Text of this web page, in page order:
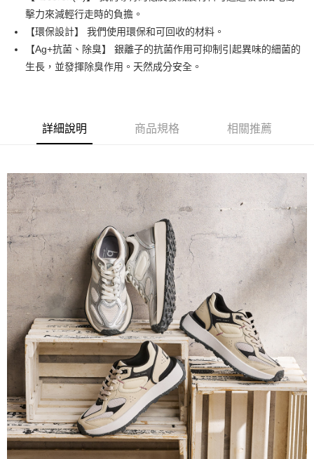
台灣樂天信用卡公司
玉山商業銀行
星展（台灣）商業銀行
台新國際商業銀行
台灣樂天信用卡公司
全盈+PAY
AFTEE先享後付
相關說明
２．便利：只要手機號碼，簡訊認證，即可結帳。
３．安心：先確認商品／服務後，再付款。
１．於結帳方式選擇「AFTEE先享後付」後，將跳轉至「AFTEE先享後付」
結帳頁面，進行簡訊認證並確認金額後，即可完成結帳。
２．訂單成立數日內，您將收到繳費通知簡訊。
３．收到繳費通知簡訊後14天內，點擊此簡訊中的連結，可透過四大超商／
ATM／網路銀行／等多元方式進行付款，方視為交易完成。
※ 請注意：結帳手續完成當下不需立刻繳費，但若您需要取消訂單，請聯絡
購買商品的店家。未經商家同意取消之訂單仍視為有效，需透過AFTEE先享
後付繳納相關費用。
※ 交易是否成功請以「AFTEE先享後付 」之結帳頁面顯示為準，若有關於
是否繳費成功／繳費後需取消欲退款等相關疑問，請聯繫「AFTEE先享後付
客戶支援中心」
https://netprotections.freshdesk.com/support/home
【注意事項】
１．透過由恩沛科技股份有限公司提供之「AFTEE先享後付」服務完成之交
易，需依本服務之必要範圍內提供個人資料，並將交易相關給付款項請求債
權轉讓予恩沛科技股份有限公司。
２．關於個人資料處理事宜，請瀏覽以下網址：
https://aftee.tw/terms/#terms3
３．未成年的使用者請事先徵得法定代理人或監護人之同意方可使用
「AFTEE先享後付」，若未經同意申辦者引起之損失，本公司不負相關責
任。
４．使用「AFTEE先享後付」時，將依據個別帳號之用戶狀況，依本公司即
運送方式
擊力來減輕行走時的負擔。
【環保設計】 我們使用環保和可回收的材料。
【Ag+抗菌、除臭】 銀離子的抗菌作用可抑制引起異味的細菌的
生長，並發揮除臭作用。天然成分安全。
詳細說明 商品規格 相關推薦